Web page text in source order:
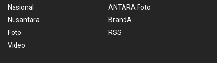
Nasional
Nusantara
Foto
Video
ANTARA Foto
BrandA
RSS